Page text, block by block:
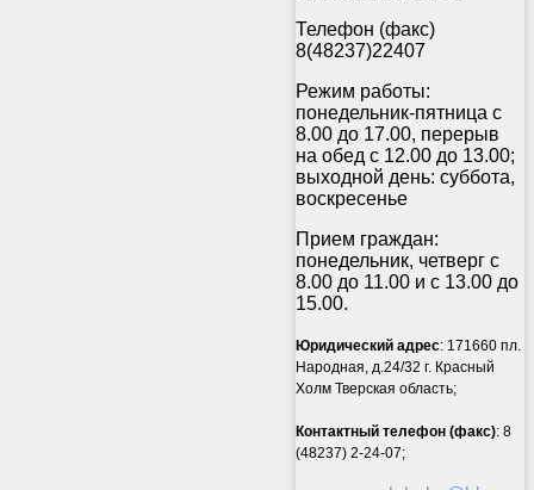
Телефон (факс)
8(48237)22407
Режим работы:
понедельник-пятница с
8.00 до 17.00, перерыв
на обед с 12.00 до 13.00;
выходной день: суббота,
воскресенье
Прием граждан:
понедельник, четверг с
8.00 до 11.00 и с 13.00 до
15.00.
Юридический адрес: 171660 пл.
Народная, д.24/32 г. Красный
Холм Тверская область;
Контактный телефон (факс): 8
(48237) 2-24-07;